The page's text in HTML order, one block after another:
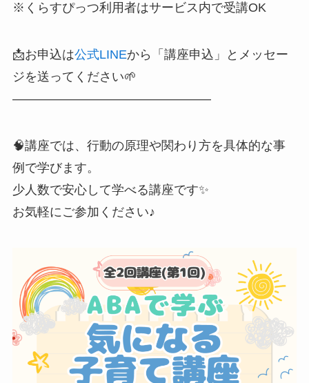
※くらすぴっつ利用者はサービス内で受講OK
📩お申込は公式LINEから「講座申込」とメッセー
ジを送ってください🌱
――――――――――――――――
🧠講座では、行動の原理や関わり方を具体的な事
例で学びます。
少人数で安心して学べる講座です✨
お気軽にご参加ください♪